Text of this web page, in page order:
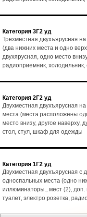
Категория 3Г2 уд
Трехместная двухъярусная
(два нижних места и одно
двухярусная, одно место
радиоприемник,
Категория 2Г2 уд
Двухместная двухъярусная
места (места расположены
место внизу, другое наверху,
стол, стул, шкаф для одежды
Категория 1Г2 уд
Двухместная двухъярусная с
односпальных места (одно
иллюминаторы., мест (2), доп.
туалет, электро розетка,